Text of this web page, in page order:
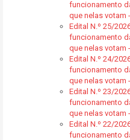
funcionamento
que nelas votam
Edital N.º 25/
funcionamento
que nelas votam
Edital N.º 24/
funcionamento
que nelas votam
Edital N.º 23/
funcionamento
que nelas votam
Edital N.º 22/
funcionamento